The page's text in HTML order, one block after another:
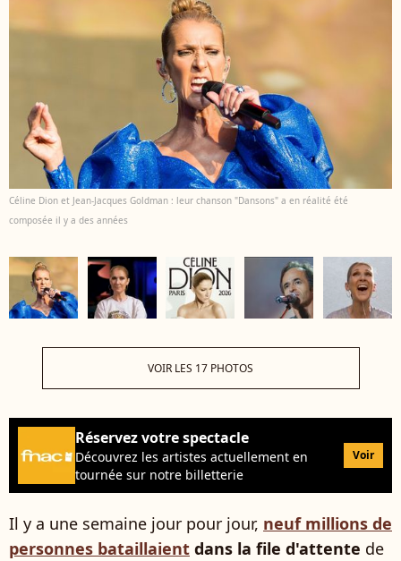
Céline Dion et Jean-Jacques Goldman : leur chanson "Dansons" a en réalité été
composée il y a des années
VOIR LES 17 PHOTOS
Réservez votre spectacle
Découvrez les artistes actuellement en
tournée sur notre billetterie
Voir
Il y a une semaine jour pour jour, neuf millions de
personnes bataillaient dans la file d'attente de